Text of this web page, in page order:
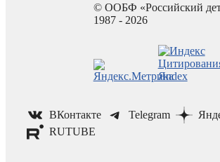
© ООБФ «Российский
1987 - 2026
ВКонтакте Telegram
RUTUBE